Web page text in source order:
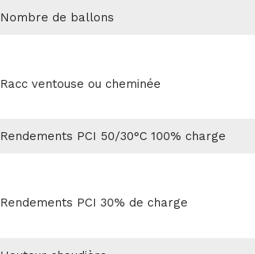
Nombre de ballons
Racc ventouse ou cheminée
Rendements PCI 50/30°C 100% charge
Rendements PCI 30% de charge